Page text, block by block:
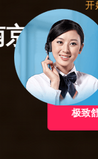
专为男士设计的
时
南京